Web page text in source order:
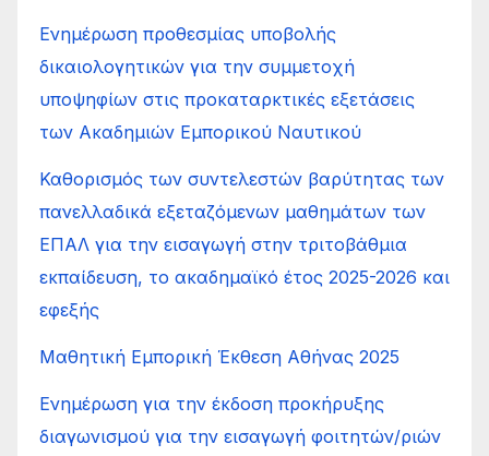
Ενημέρωση προθεσμίας υποβολής
δικαιολογητικών για την συμμετοχή
υποψηφίων στις προκαταρκτικές εξετάσεις
των Ακαδημιών Εμπορικού Ναυτικού
Καθορισμός των συντελεστών βαρύτητας των
πανελλαδικά εξεταζόμενων μαθημάτων των
ΕΠΑΛ για την εισαγωγή στην τριτοβάθμια
εκπαίδευση, το ακαδημαϊκό έτος 2025-2026 και
εφεξής
Μαθητική Εμπορική Έκθεση Αθήνας 2025
Ενημέρωση για την έκδοση προκήρυξης
διαγωνισμού για την εισαγωγή φοιτητών/ριών